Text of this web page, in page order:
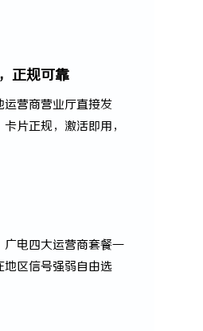
正规可靠
运营商营业厅直接发
片正规，激活即用，
广电四大运营商套餐一
地区信号强弱自由选